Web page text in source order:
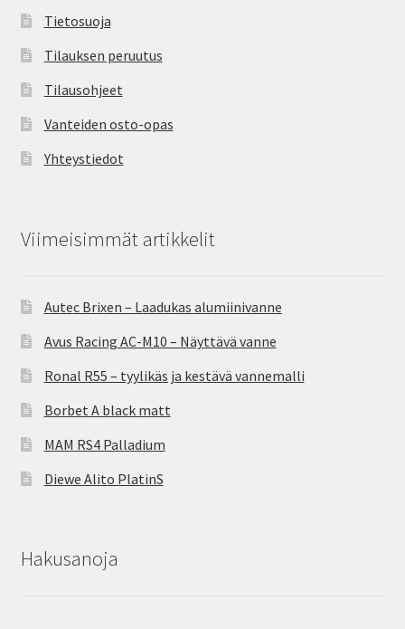
Tietosuoja
Tilauksen peruutus
Tilausohjeet
Vanteiden osto-opas
Yhteystiedot
Viimeisimmät artikkelit
Autec Brixen – Laadukas alumiinivanne
Avus Racing AC-M10 – Näyttävä vanne
Ronal R55 – tyylikäs ja kestävä vannemalli
Borbet A black matt
MAM RS4 Palladium
Diewe Alito PlatinS
Hakusanoja